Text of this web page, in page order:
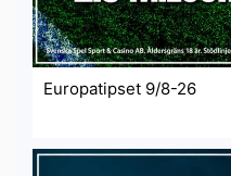
Europatipset 9/8-26